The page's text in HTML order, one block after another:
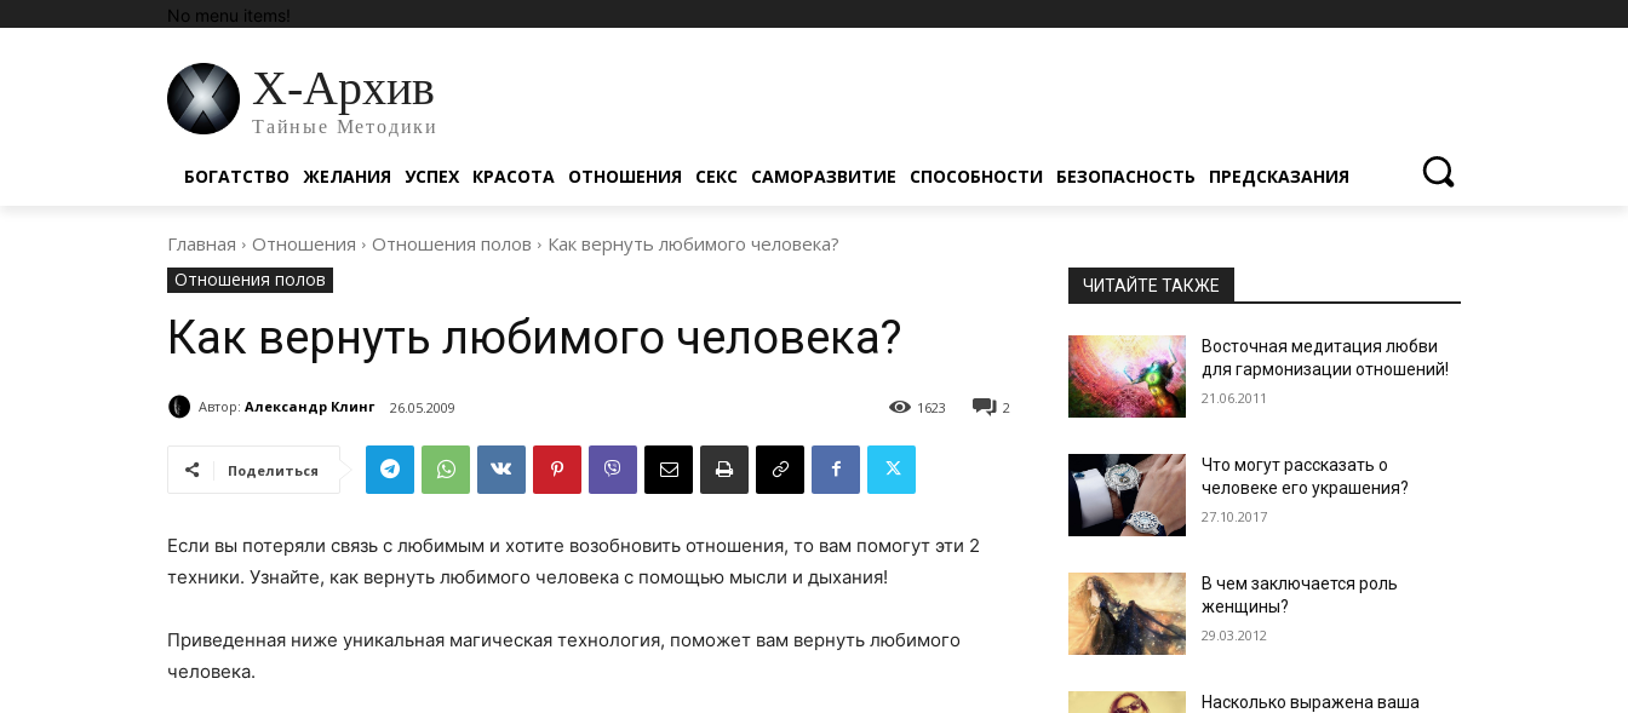
No menu items!
Х-Архив
Тайные Методики
БОГАТСТВО ЖЕЛАНИЯ УСПЕХ КРАСОТА ОТНОШЕНИЯ СЕКС САМОРАЗВИТИЕ СПОСОБНОСТИ БЕЗОПАСНОСТЬ ПРЕДСКАЗАНИЯ
Главная Отношения Отношения полов Как вернуть любимого человека?
Отношения полов
Как вернуть любимого человека?
Автор: Александр Клинг 26.05.2009 2
1623
Поделиться
Если вы потеряли связь с любимым и хотите возобновить отношения, то вам помогут эти 2
техники. Узнайте, как вернуть любимого человека с помощью мысли и дыхания!
Приведенная ниже уникальная магическая технология, поможет вам вернуть любимого
человека.
ЧИТАЙТЕ ТАКЖЕ
Восточная медитация любви
для гармонизации отношений!
21.06.2011
Что могут рассказать о
человеке его украшения?
27.10.2017
В чем заключается роль
женщины?
29.03.2012
Насколько выражена ваша